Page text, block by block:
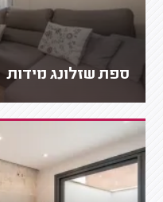
ספת שזלונג מידות